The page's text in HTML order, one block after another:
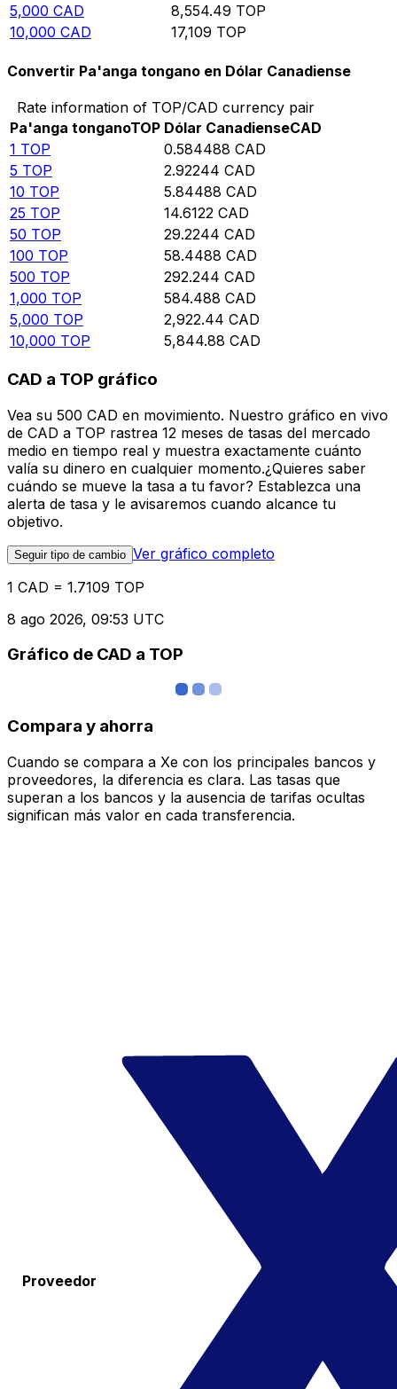
5,000 CAD 8,554.49 TOP
10,000 CAD 17,109 TOP
Convertir Pa'anga tongano en Dólar Canadiense
Rate information of TOP/CAD currency pair
Pa'anga tonganoTOP Dólar CanadienseCAD
1 TOP 0.584488 CAD
5 TOP 2.92244 CAD
10 TOP 5.84488 CAD
25 TOP 14.6122 CAD
50 TOP 29.2244 CAD
100 TOP 58.4488 CAD
500 TOP 292.244 CAD
1,000 TOP 584.488 CAD
5,000 TOP 2,922.44 CAD
10,000 TOP 5,844.88 CAD
CAD a TOP gráfico
Vea su 500 CAD en movimiento. Nuestro gráfico en vivo
de CAD a TOP rastrea 12 meses de tasas del mercado
medio en tiempo real y muestra exactamente cuánto
valía su dinero en cualquier momento.¿Quieres saber
cuándo se mueve la tasa a tu favor? Establezca una
alerta de tasa y le avisaremos cuando alcance tu
objetivo.
Seguir tipo de cambio Ver gráfico completo
1 CAD = 1.7109 TOP
8 ago 2026, 09:53 UTC
Gráfico de CAD a TOP
Compara y ahorra
Cuando se compara a Xe con los principales bancos y
proveedores, la diferencia es clara. Las tasas que
superan a los bancos y la ausencia de tarifas ocultas
significan más valor en cada transferencia.
Proveedor